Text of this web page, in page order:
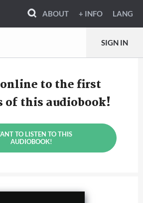
ABOUT + INFO LANG
SIGN IN
to the first
of this audiobook!
TO LISTEN TO THIS
AUDIOBOOK!